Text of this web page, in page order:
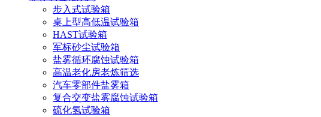
步入式试验箱
桌上型高低温试验箱
HAST试验箱
军标砂尘试验箱
盐雾循环腐蚀试验箱
高温老化房老炼筛选
汽车零部件盐雾箱
复合交变盐雾腐蚀试验箱
硫化氢试验箱